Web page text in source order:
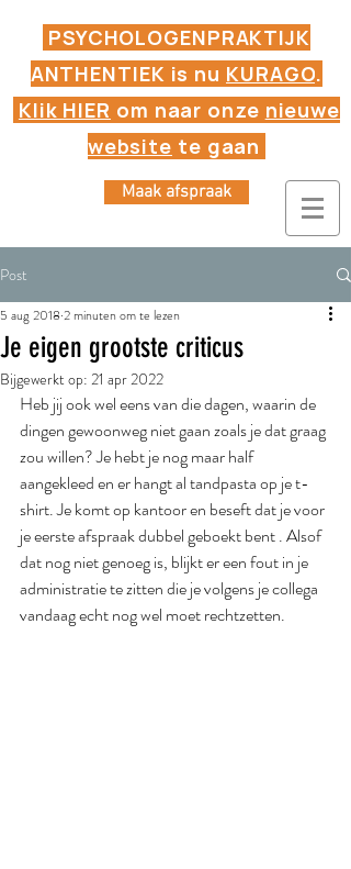
Maak afspraak
PSYCHOLOGENPRAKTIJK
ANTHENTIEK is nu KURAGO.
Klik HIER om naar onze nieuwe
website te gaan
Post
Je eigen grootste criticus
5 aug 2018 2 minuten om te lezen
Bijgewerkt op: 21 apr 2022
Heb jij ook wel eens van die dagen, waarin de
dingen gewoonweg niet gaan zoals je dat graag
zou willen? Je hebt je nog maar half
aangekleed en er hangt al tandpasta op je t-
shirt. Je komt op kantoor en beseft dat je voor
je eerste afspraak dubbel geboekt bent . Alsof
dat nog niet genoeg is, blijkt er een fout in je
administratie te zitten die je volgens je collega
vandaag echt nog wel moet rechtzetten.